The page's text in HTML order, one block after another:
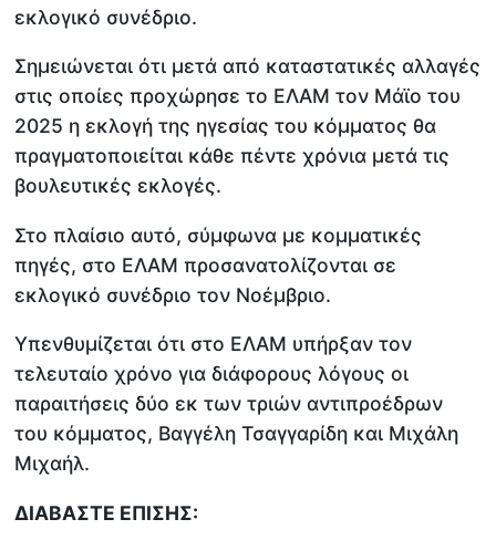
εκλογικό συνέδριο.
Σημειώνεται ότι μετά από καταστατικές αλλαγές
στις οποίες προχώρησε το ΕΛΑΜ τον Μάϊο του
2025 η εκλογή της ηγεσίας του κόμματος θα
πραγματοποιείται κάθε πέντε χρόνια μετά τις
βουλευτικές εκλογές.
Στο πλαίσιο αυτό, σύμφωνα με κομματικές
πηγές, στο ΕΛΑΜ προσανατολίζονται σε
εκλογικό συνέδριο τον Νοέμβριο.
Υπενθυμίζεται ότι στο ΕΛΑΜ υπήρξαν τον
τελευταίο χρόνο για διάφορους λόγους οι
παραιτήσεις δύο εκ των τριών αντιπροέδρων
του κόμματος, Βαγγέλη Τσαγγαρίδη και Μιχάλη
Μιχαήλ.
ΔΙΑΒΑΣΤΕ ΕΠΙΣΗΣ: